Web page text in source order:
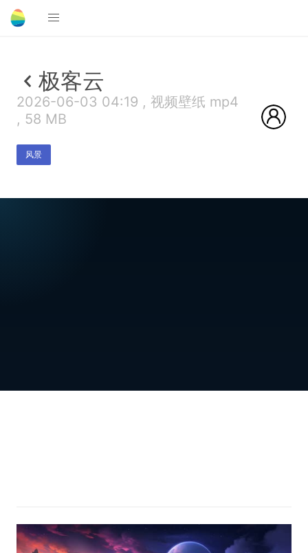
极客云
2026-06-03 04:19 , 视频壁纸 mp4
, 58 MB
风景